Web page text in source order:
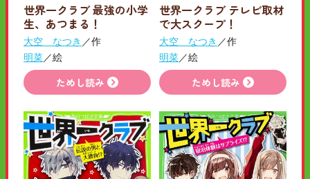
世界一クラブ 最強の小学
生、あつまる！
大空 なつき ／作
明菜／絵
ためし読み
世界一クラブ テレビ取材
で大スクープ！
大空 なつき ／作
明菜／絵
ためし読み